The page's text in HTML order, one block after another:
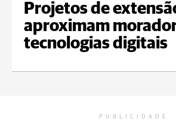
Projetos de
aproximam
tecnologias digitais
PUBLICIDADE